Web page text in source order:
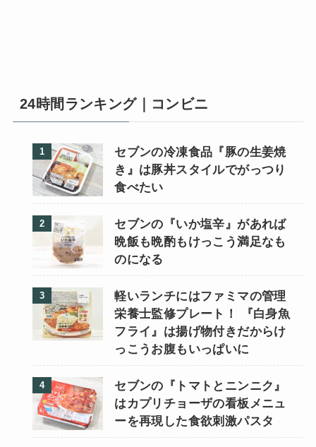
24時間ランキング｜コンビニ
セブンの冷凍食品『豚の生姜焼
き』は豚丼スタイルでがっつり
食べたい
セブンの『いか塩辛』があれば
晩飯も晩酌もけっこう満足なも
のになる
軽いランチにはファミマの管理
栄養士監修プレート！ 『白身魚
フライ』は揚げ物付きだからけ
っこうお腹もいっぱいに
セブンの『トマトとニンニク』
はカプリチョーザの看板メニュ
ーを再現した食欲刺激パスタ